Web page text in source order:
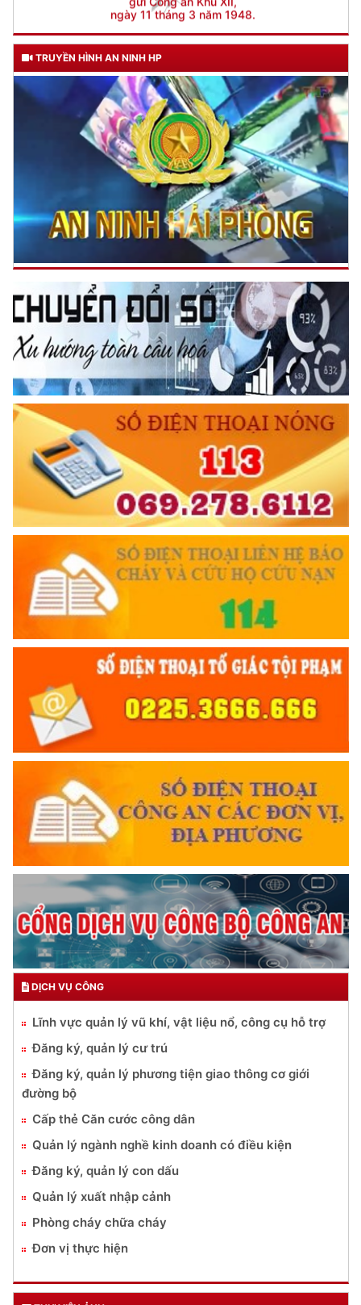
TRUYỀN HÌNH AN NINH HP
DỊCH VỤ CÔNG
Lĩnh vực quản lý vũ khí, vật liệu nổ, công cụ hỗ trợ
Đăng ký, quản lý cư trú
Đăng ký, quản lý phương tiện giao thông cơ giới
đường bộ
Cấp thẻ Căn cước công dân
Quản lý ngành nghề kinh doanh có điều kiện
Đăng ký, quản lý con dấu
Quản lý xuất nhập cảnh
Phòng cháy chữa cháy
Đơn vị thực hiện